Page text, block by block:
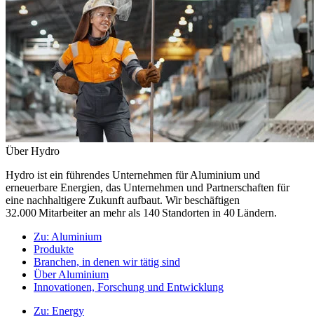
Über Hydro
Hydro ist ein führendes Unternehmen für Aluminium und
erneuerbare Energien, das Unternehmen und Partnerschaften für
eine nachhaltigere Zukunft aufbaut. Wir beschäftigen
32.000 Mitarbeiter an mehr als 140 Standorten in 40 Ländern.
Zu: Aluminium
Produkte
Branchen, in denen wir tätig sind
Über Aluminium
Innovationen, Forschung und Entwicklung
Zu: Energy